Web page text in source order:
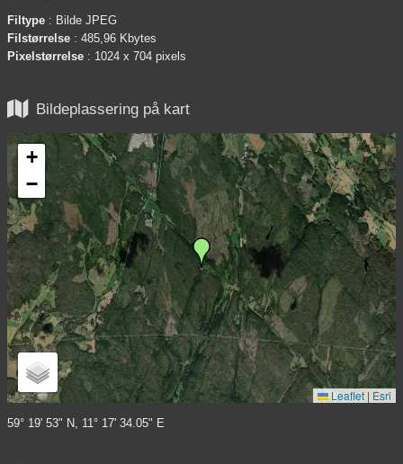
Filtype : Bilde JPEG
Filstørrelse : 485,96 Kbytes
Pixelstørrelse : 1024 x 704 pixels
 Bildeplassering på kart
+
−
Leaflet | Esri
59° 19' 53" N, 11° 17' 34.05" E